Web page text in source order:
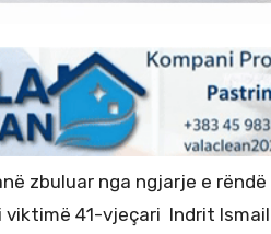
zbuluar nga ngjarje e rëndë
viktimë 41-vjeçari Indrit